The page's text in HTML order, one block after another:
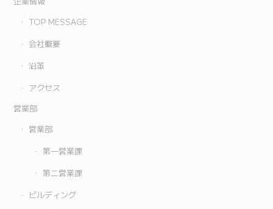
TOP MESSAGE
会社概要
沿革
アクセス
営業部
営業部
第一営業課
第二営業課
ビルディング